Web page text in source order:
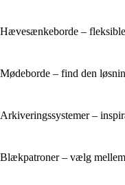
Hævesænkeborde –
Mødeborde – find den
Arkiveringssystemer –
Blækpatroner – vælg